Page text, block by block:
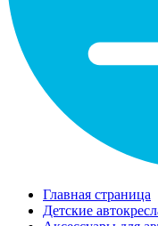
Главная страница
Детские